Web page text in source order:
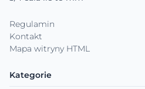
Regulamin
Kontakt
Mapa witryny HTML
Kategorie